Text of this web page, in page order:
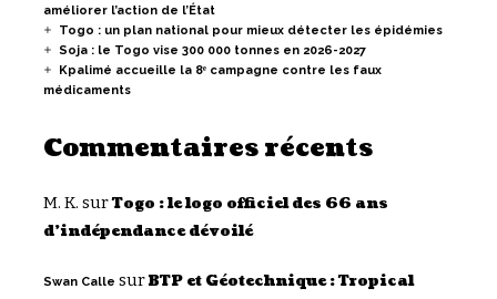
améliorer l’action de l’État
Togo : un plan national pour mieux détecter les épidémies
Soja : le Togo vise 300 000 tonnes en 2026-2027
Kpalimé accueille la 8ᵉ campagne contre les faux
médicaments
Commentaires récents
M. K. surTogo : le logo officiel des 66 ans
d’indépendance dévoilé
Swan Calle surBTP et Géotechnique : Tropical